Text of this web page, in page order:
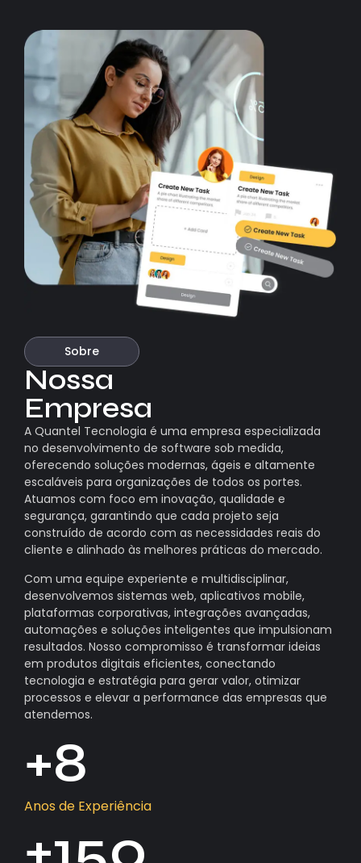
Sobre
Nossa
Empresa
A Quantel Tecnologia é uma empresa especializada
no desenvolvimento de software sob medida,
oferecendo soluções modernas, ágeis e altamente
escaláveis para organizações de todos os portes.
Atuamos com foco em inovação, qualidade e
segurança, garantindo que cada projeto seja
construído de acordo com as necessidades reais do
cliente e alinhado às melhores práticas do mercado.
Com uma equipe experiente e multidisciplinar,
desenvolvemos sistemas web, aplicativos mobile,
plataformas corporativas, integrações avançadas,
automações e soluções inteligentes que impulsionam
resultados. Nosso compromisso é transformar ideias
em produtos digitais eficientes, conectando
tecnologia e estratégia para gerar valor, otimizar
processos e elevar a performance das empresas que
atendemos.
Anos de Experiência
+8